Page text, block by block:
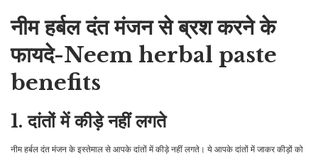
नीम हर्बल दंत मंजन से ब्रश करने के
फायदे-Neem herbal paste
benefits
1. दांतों में कीड़े नहीं लगते
नीम हर्बल दंत मंजन के इस्तेमाल से आपके दांतों में कीड़े नहीं लगते। ये आपके दांतों में जाकर कीड़ों को